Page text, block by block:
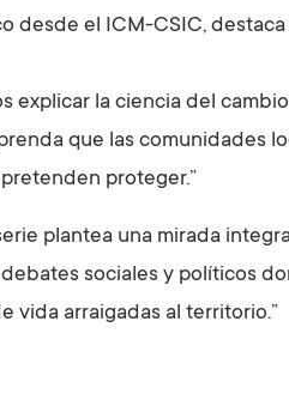
desde el ICM-CSIC, destaca
explicar la ciencia del
que las comunidades
proteger.”
plantea una mirada
sociales y políticos
vida arraigadas al territorio.”